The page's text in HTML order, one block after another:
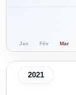
Jan Fév Mar
2021